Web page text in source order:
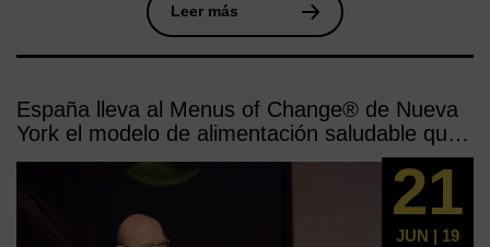
Leer más
España lleva al Menus of Change® de Nueva
York el modelo de alimentación saludable que
triunfa en todo el mundo: la Dieta
21
JUN | 19